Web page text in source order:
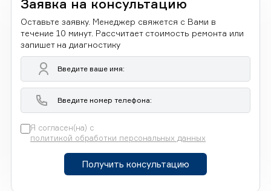
Заявка на консультацию
Оставьте заявку. Менеджер свяжется с Вами в
течение 10 минут. Рассчитает стоимость ремонта или
запишет на диагностику
Я согласен(на) с
политикой обработки персональных данных
Получить консультацию